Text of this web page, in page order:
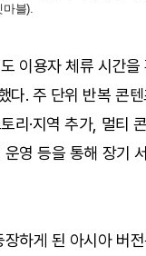
블).
이용자 체류 시간을
다. 주 단위 반복 콘
리·지역 추가, 멀티
영 등을 통해 장기
하게 된 아시아 버